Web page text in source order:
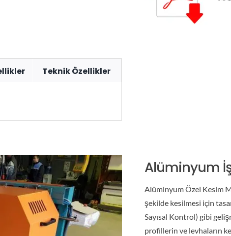
Teknik Özellikler
Alüminyum
Alüminyum Özel Kesim
şekilde kesilmesi için
Sayısal Kontrol) gibi
profillerin ve levhaların